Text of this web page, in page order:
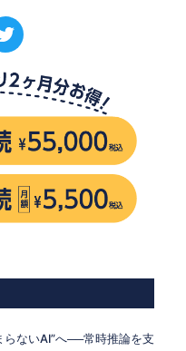
ないAI”へ──常時推論を支